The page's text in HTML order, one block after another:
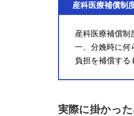
産科医療補償制
産科医療補償制
一、分娩時に何
負担を補償する
実際に掛かっ